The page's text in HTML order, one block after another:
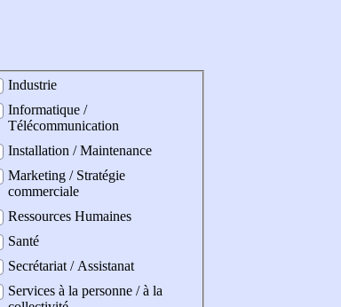
Industrie
Informatique /
Télécommunication
Installation / Maintenance
Marketing / Stratégie
commerciale
Ressources Humaines
Santé
Secrétariat / Assistanat
Services à la personne / à la